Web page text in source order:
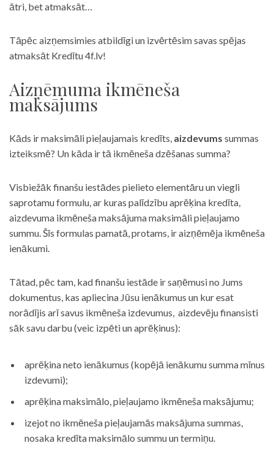
ātri, bet atmaksāt…
Tāpēc aizņemsimies atbildīgi un izvērtēsim savas spējas
atmaksāt Kredītu 4f.lv!
Aizņēmuma ikmēneša
maksājums
Kāds ir maksimāli pieļaujamais kredīts, aizdevums summas
izteiksmē? Un kāda ir tā ikmēneša dzēšanas summa?
Visbiežāk finanšu iestādes pielieto elementāru un viegli
saprotamu formulu, ar kuras palīdzību aprēķina kredīta,
aizdevuma ikmēneša maksājuma maksimāli pieļaujamo
summu. Šīs formulas pamatā, protams, ir aizņēmēja ikmēneša
ienākumi.
Tātad, pēc tam, kad finanšu iestāde ir saņēmusi no Jums
dokumentus, kas apliecina Jūsu ienākumus un kur esat
norādījis arī savus ikmēneša izdevumus, aizdevēju finansisti
sāk savu darbu (veic izpēti un aprēķinus):
aprēķina neto ienākumus (kopējā ienākumu summa mīnus
izdevumi);
aprēķina maksimālo, pieļaujamo ikmēneša maksājumu;
izejot no ikmēneša pieļaujamās maksājuma summas,
nosaka kredīta maksimālo summu un termiņu.